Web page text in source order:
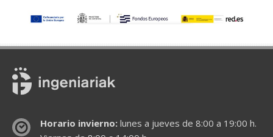
Horario invierno:lunes a jueves de 8:00 a 19:00 h.